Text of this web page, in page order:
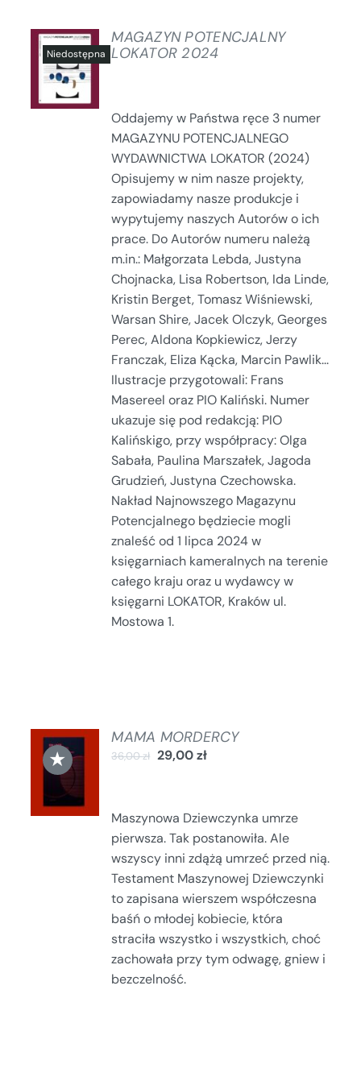
SZCZEGÓŁY
MAGAZYN POTENCJALNY
LOKATOR 2024
Oddajemy w Państwa ręce 3 numer
MAGAZYNU POTENCJALNEGO
WYDAWNICTWA LOKATOR (2024)
Opisujemy w nim nasze projekty,
zapowiadamy nasze produkcje i
wypytujemy naszych Autorów o ich
prace. Do Autorów numeru należą
m.in.: Małgorzata Lebda, Justyna
Chojnacka, Lisa Robertson, Ida Linde,
Kristin Berget, Tomasz Wiśniewski,
Warsan Shire, Jacek Olczyk, Georges
Perec, Aldona Kopkiewicz, Jerzy
Franczak, Eliza Kącka, Marcin Pawlik...
Ilustracje przygotowali: Frans
Masereel oraz PIO Kaliński. Numer
ukazuje się pod redakcją: PIO
Kalińskigo, przy współpracy: Olga
Sabała, Paulina Marszałek, Jagoda
Grudzień, Justyna Czechowska.
Nakład Najnowszego Magazynu
Potencjalnego będziecie mogli
znaleść od 1 lipca 2024 w
księgarniach kameralnych na terenie
całego kraju oraz u wydawcy w
księgarni LOKATOR, Kraków ul.
Mostowa 1.
★
DODAJ
DO
KOSZYKA
/
SZCZEGÓŁY
MAMA MORDERCY
36,00zł 29,00zł
Maszynowa Dziewczynka umrze
pierwsza. Tak postanowiła. Ale
wszyscy inni zdążą umrzeć przed nią.
Testament Maszynowej Dziewczynki
to zapisana wierszem współczesna
baśń o młodej kobiecie, która
straciła wszystko i wszystkich, choć
zachowała przy tym odwagę, gniew i
bezczelność.